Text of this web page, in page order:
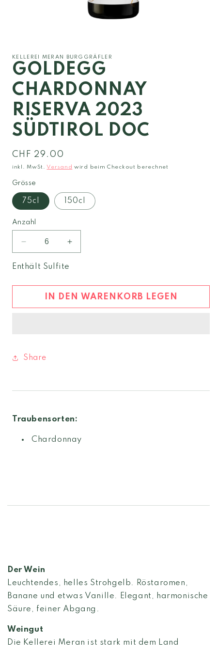
Modal
öffnen
KELLEREI MERAN BURGGRÄFLER
GOLDEGG
CHARDONNAY
RISERVA 2023
SÜDTIROL DOC
Normaler
Preis
CHF 29.00
inkl. MwSt.Versand wird beim Checkout berechnet
Grösse
75cl 150cl
Anzahl
Verringere
die
Menge
Goldegg
Chardonnay
Riserva
Erhöhe
die
Goldegg
Chardonnay
Riserva
Enthält Sulfite
IN DEN WARENKORB LEGEN
Share
Traubensorten:
Chardonnay
Der Wein
Leuchtendes, helles Strohgelb. Röstaromen,
Banane und etwas Vanille. Elegant, harmonische
Säure, feiner Abgang.
Weingut
Die Kellerei Meran ist stark mit dem Land